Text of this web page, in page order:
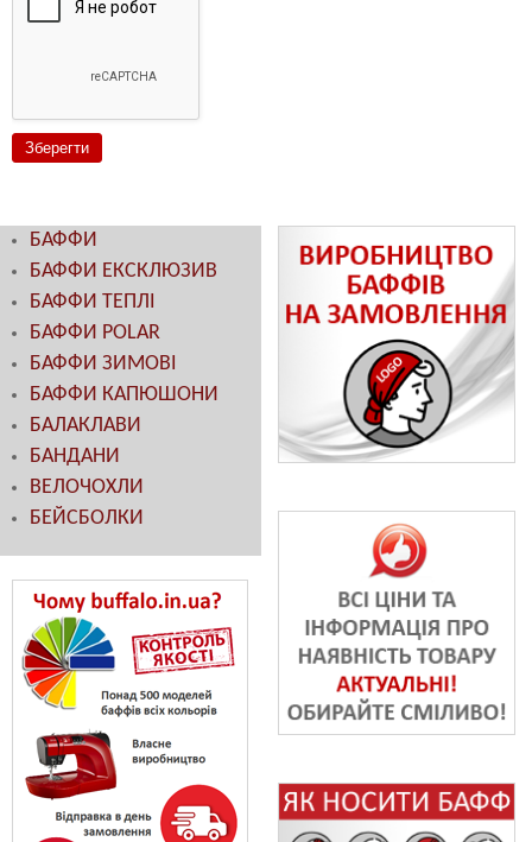
БАФФИ
БАФФИ ЕКСКЛЮЗИВ
БАФФИ ТЕПЛІ
БАФФИ POLAR
БАФФИ ЗИМОВІ
БАФФИ КАПЮШОНИ
БАЛАКЛАВИ
БАНДАНИ
ВЕЛОЧОХЛИ
БЕЙСБОЛКИ